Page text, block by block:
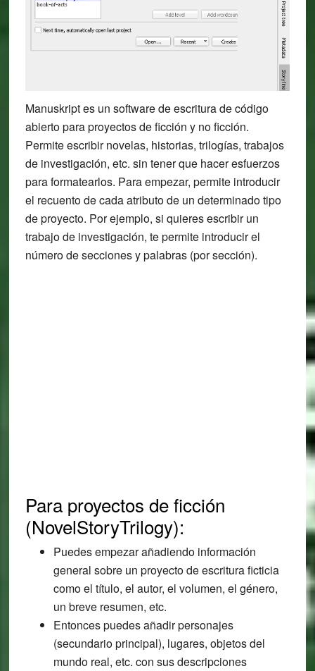
Manuskript es un software de escritura de código
abierto para proyectos de ficción y no ficción.
Permite escribir novelas, historias, trilogías, trabajos
de investigación, etc. sin tener que hacer esfuerzos
para formatearlos. Para empezar, permite introducir
el recuento de cada atributo de un determinado tipo
de proyecto. Por ejemplo, si quieres escribir un
trabajo de investigación, te permite introducir el
número de secciones y palabras (por sección).
Para proyectos de ficción
(NovelStoryTrilogy):
Puedes empezar añadiendo información
general sobre un proyecto de escritura ficticia
como el título, el autor, el volumen, el género,
un breve resumen, etc.
Entonces puedes añadir personajes
(secundario principal), lugares, objetos del
mundo real, etc. con sus descripciones